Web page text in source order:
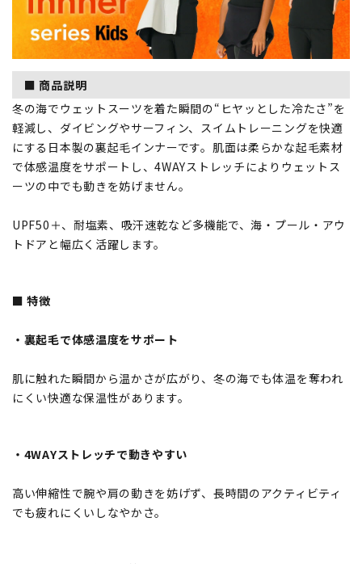
■ 商品説明
冬の海でウェットスーツを着た瞬間の“ヒヤッとした冷たさ”を
軽減し、ダイビングやサーフィン、スイムトレーニングを快適
にする日本製の裏起毛インナーです。肌面は柔らかな起毛素材
で体感温度をサポートし、4WAYストレッチによりウェットス
ーツの中でも動きを妨げません。
UPF50＋、耐塩素、吸汗速乾など多機能で、海・プール・アウ
トドアと幅広く活躍します。
■ 特徴
・裏起毛で体感温度をサポート
肌に触れた瞬間から温かさが広がり、冬の海でも体温を奪われ
にくい快適な保温性があります。
・4WAYストレッチで動きやすい
高い伸縮性で腕や肩の動きを妨げず、長時間のアクティビティ
でも疲れにくいしなやかさ。